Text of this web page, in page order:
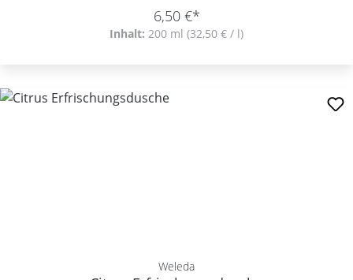
6,50 €*
Inhalt: 200 ml (32,50 € / l)
Weleda